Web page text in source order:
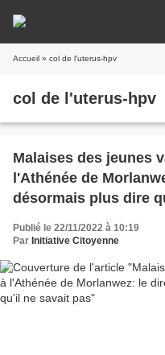
Accueil » col de l'uterus-hpv
col de l'uterus-hpv
Malaises des jeunes
l'Athénée de
désormais plus dire
Publié le 22/11/2022 à 10:19
Par Initiative Citoyenne